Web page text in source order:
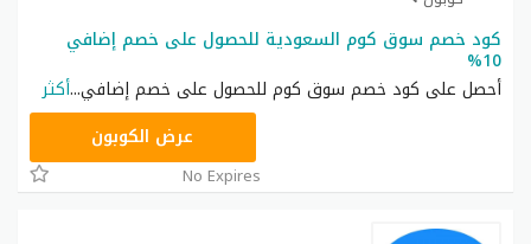
كود خصم سوق كوم السعودية للحصول على خصم إضافي
10%
أحصل على كود خصم سوق كوم للحصول على خصم إضافي...أكثر
BTSSA10عرض الكوبون
No Expires